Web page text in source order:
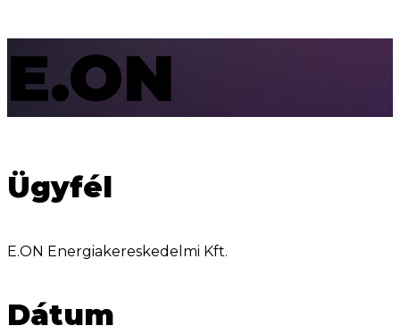
E.ON
Ügyfél
E.ON Energiakereskedelmi Kft.
Dátum